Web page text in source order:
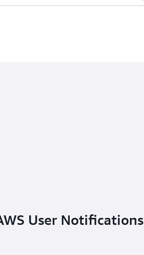
实践，请参阅相应的 AWS 服务文档。
便执行操作。
User Notifications